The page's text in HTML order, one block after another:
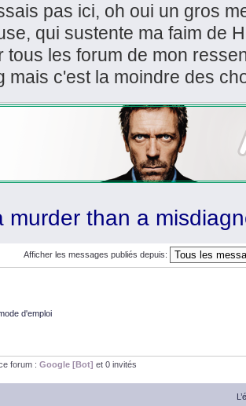
pas ici, oh oui un gros
qui sustente ma faim de
tous les forum de mon
mais c'est la moindre des
murder than a
Afficher les messages publiés depuis:
d'emploi
forum : Google [Bot] et 0 invités